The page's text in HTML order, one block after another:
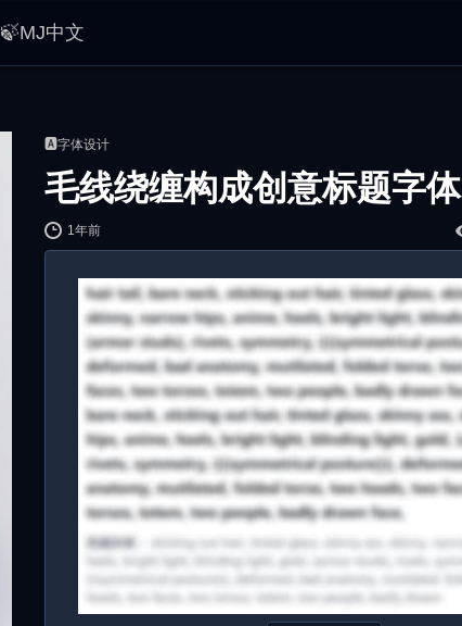
🍃MJ中文
🅰️字体设计
毛线绕缠构成创意标题字体
1年前